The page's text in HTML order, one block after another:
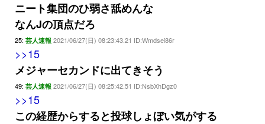
ニート集団のひ弱さ舐めんな
なんJの頂点だろ
25: 芸人速報 2021/06/27(日) 08:23:43.21 ID:Wmdsei86r
>>15
メジャーセカンドに出てきそう
49: 芸人速報 2021/06/27(日) 08:25:42.51 ID:NsbXhDgz0
>>15
この経歴からすると投球しょぼい気がする